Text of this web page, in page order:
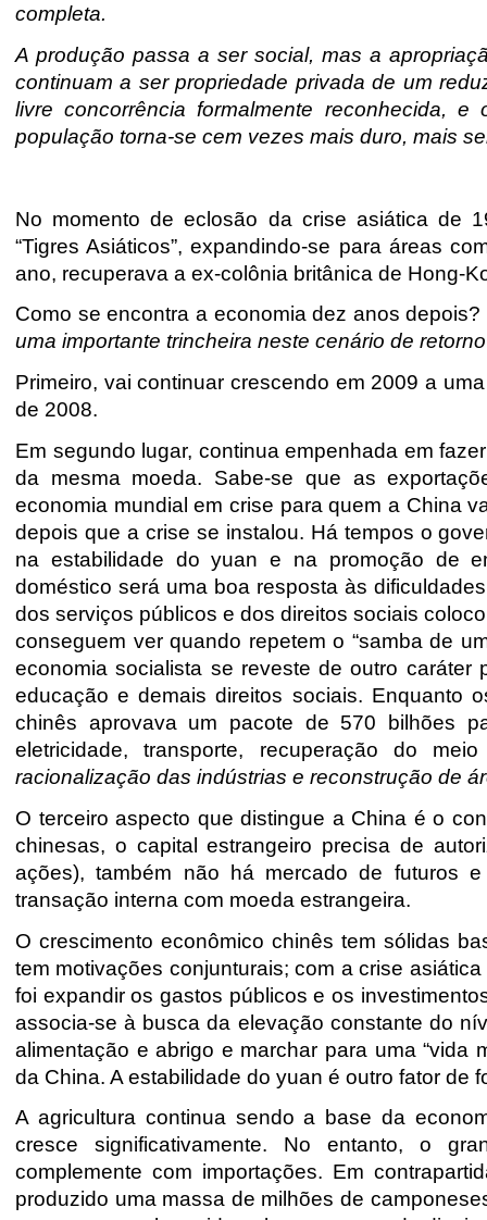
completa.
A produção passa a ser social, mas a
continuam a ser propriedade privada de um
livre concorrência formalmente reconhecida,
população torna-se cem vezes mais duro, mais
No momento de eclosão da crise asiática de
“Tigres Asiáticos”, expandindo-se para áreas
ano, recuperava a ex-colônia britânica de Hong-
Como se encontra a economia dez anos
uma importante trincheira neste cenário de
Primeiro, vai continuar crescendo em 2009 a
de 2008.
Em segundo lugar, continua empenhada em
da mesma moeda. Sabe-se que as
economia mundial em crise para quem a China
depois que a crise se instalou. Há tempos o
na estabilidade do yuan e na promoção de
doméstico será uma boa resposta às
dos serviços públicos e dos direitos sociais
conseguem ver quando repetem o “samba de
economia socialista se reveste de outro
educação e demais direitos sociais. Enquanto
chinês aprovava um pacote de 570 bilhões
eletricidade, transporte, recuperação do
racionalização das indústrias e reconstrução de
O terceiro aspecto que distingue a China é o
chinesas, o capital estrangeiro precisa de
ações), também não há mercado de futuros
transação interna com moeda estrangeira.
O crescimento econômico chinês tem sólidas
tem motivações conjunturais; com a crise
foi expandir os gastos públicos e os
associa-se à busca da elevação constante do
alimentação e abrigo e marchar para uma “vida
da China. A estabilidade do yuan é outro fator de
A agricultura continua sendo a base da
cresce significativamente. No entanto, o
complemente com importações. Em
produzido uma massa de milhões de